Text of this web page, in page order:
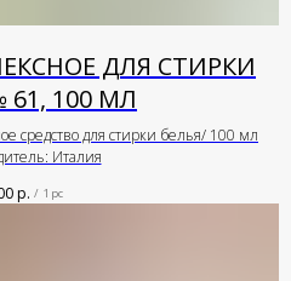
ДЛЯ СТИРКИ
61, 100 МЛ
средство для стирки белья/ 100 мл
Италия
р. / 1 pc